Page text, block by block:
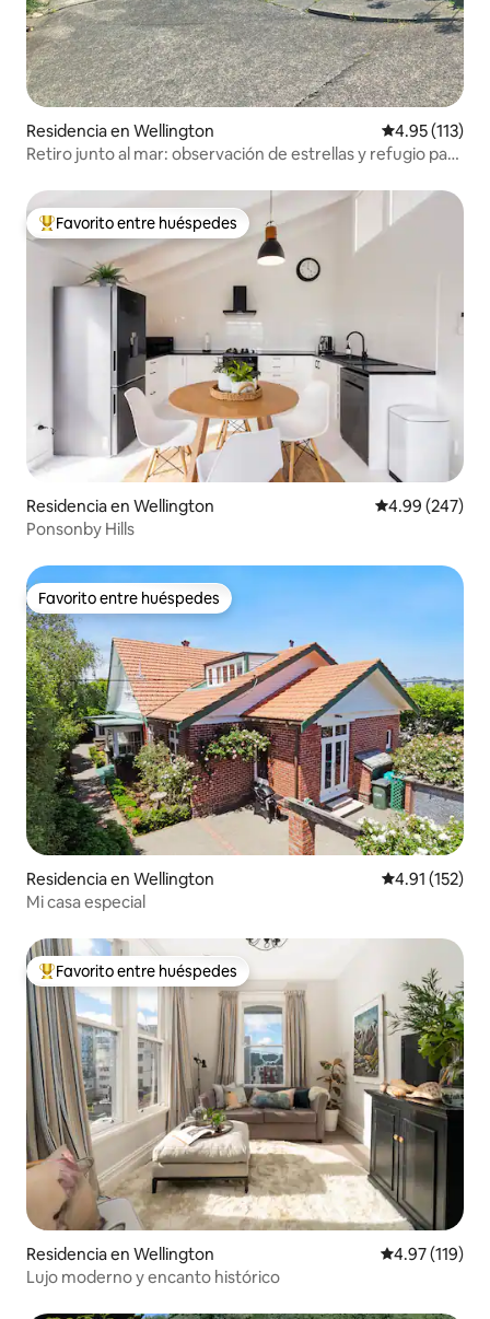
Residencia en Wellington Calificación
4.95 (113)
Retiro junto al mar: observación de estrellas y refugio para
De los mejores en Favorito entre huéspedes
Favorito entre huéspedes
Residencia en Wellington Calificación
4.99 (247)
Ponsonby Hills
Favorito entre huéspedes
Favorito entre huéspedes
Residencia en Wellington Calificación
4.91 (152)
Mi casa especial
De los mejores en Favorito entre huéspedes
Favorito entre huéspedes
Residencia en Wellington Calificación
4.97 (119)
Lujo moderno y encanto histórico